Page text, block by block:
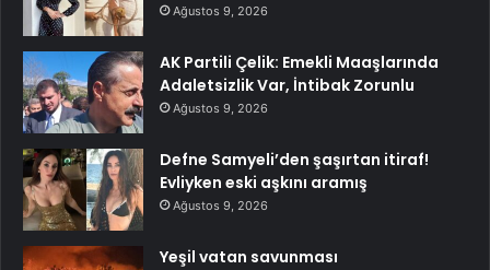
Ağustos 9, 2026
AK Partili Çelik: Emekli Maaşlarında
Adaletsizlik Var, İntibak Zorunlu
Ağustos 9, 2026
Defne Samyeli’den şaşırtan itiraf!
Evliyken eski aşkını aramış
Ağustos 9, 2026
Yeşil vatan savunması